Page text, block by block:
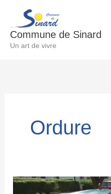
contenu
Commune de Sinard
Un art de vivre
Ordure
Perturbation